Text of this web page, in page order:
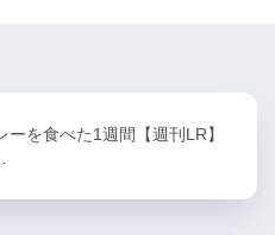
ーを食べた1週間【週刊LR】